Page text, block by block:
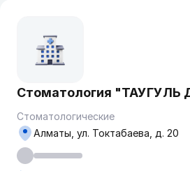
Стоматология "ТАУГУЛЬ
Стоматологические
Алматы, ул. Токтабаева, д. 20